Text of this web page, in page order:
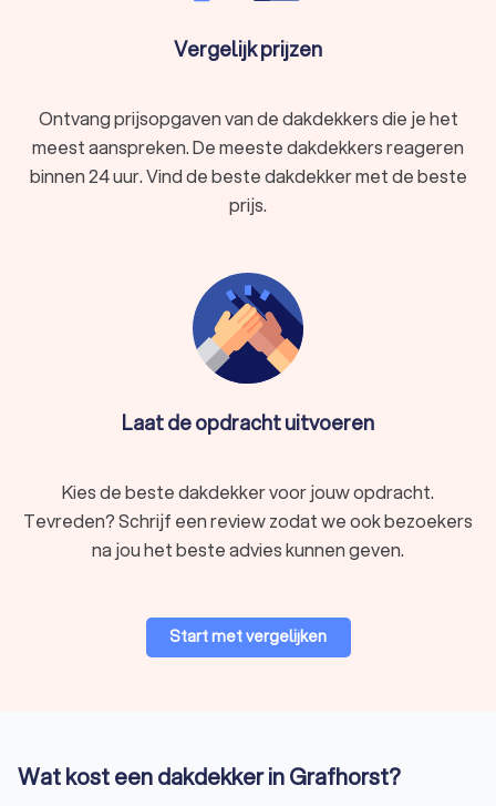
Vergelijk prijzen
Ontvang prijsopgaven van de dakdekkers die je het
meest aanspreken. De meeste dakdekkers reageren
binnen 24 uur. Vind de beste dakdekker met de beste
prijs.
Laat de opdracht uitvoeren
Kies de beste dakdekker voor jouw opdracht.
Tevreden? Schrijf een review zodat we ook bezoekers
na jou het beste advies kunnen geven.
Start met vergelijken
Wat kost een dakdekker in Grafhorst?